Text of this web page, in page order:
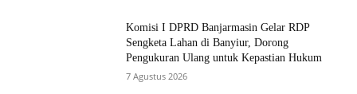
Komisi I DPRD Banjarmasin Gelar RDP
Sengketa Lahan di Banyiur, Dorong
Pengukuran Ulang untuk Kepastian Hukum
7 Agustus 2026